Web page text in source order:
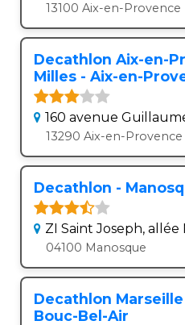
13100 Aix-en-Provence
Decathlon Aix-en-
Milles - Aix-en-
160 avenue
13290 Aix-en-Provence
Decathlon -
ZI Saint Joseph,
04100 Manosque
Decathlon
Bouc-Bel-Air